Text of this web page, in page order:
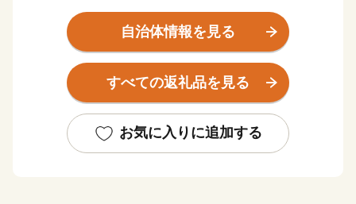
市民が安心して暮らせる健幸都市(けんこうとし)を目指
し「まちづくり」を推進しております。
飯塚市の応援よろしくお願いします！
自治体情報を見る
すべての返礼品を見る
お気に入りに追加する